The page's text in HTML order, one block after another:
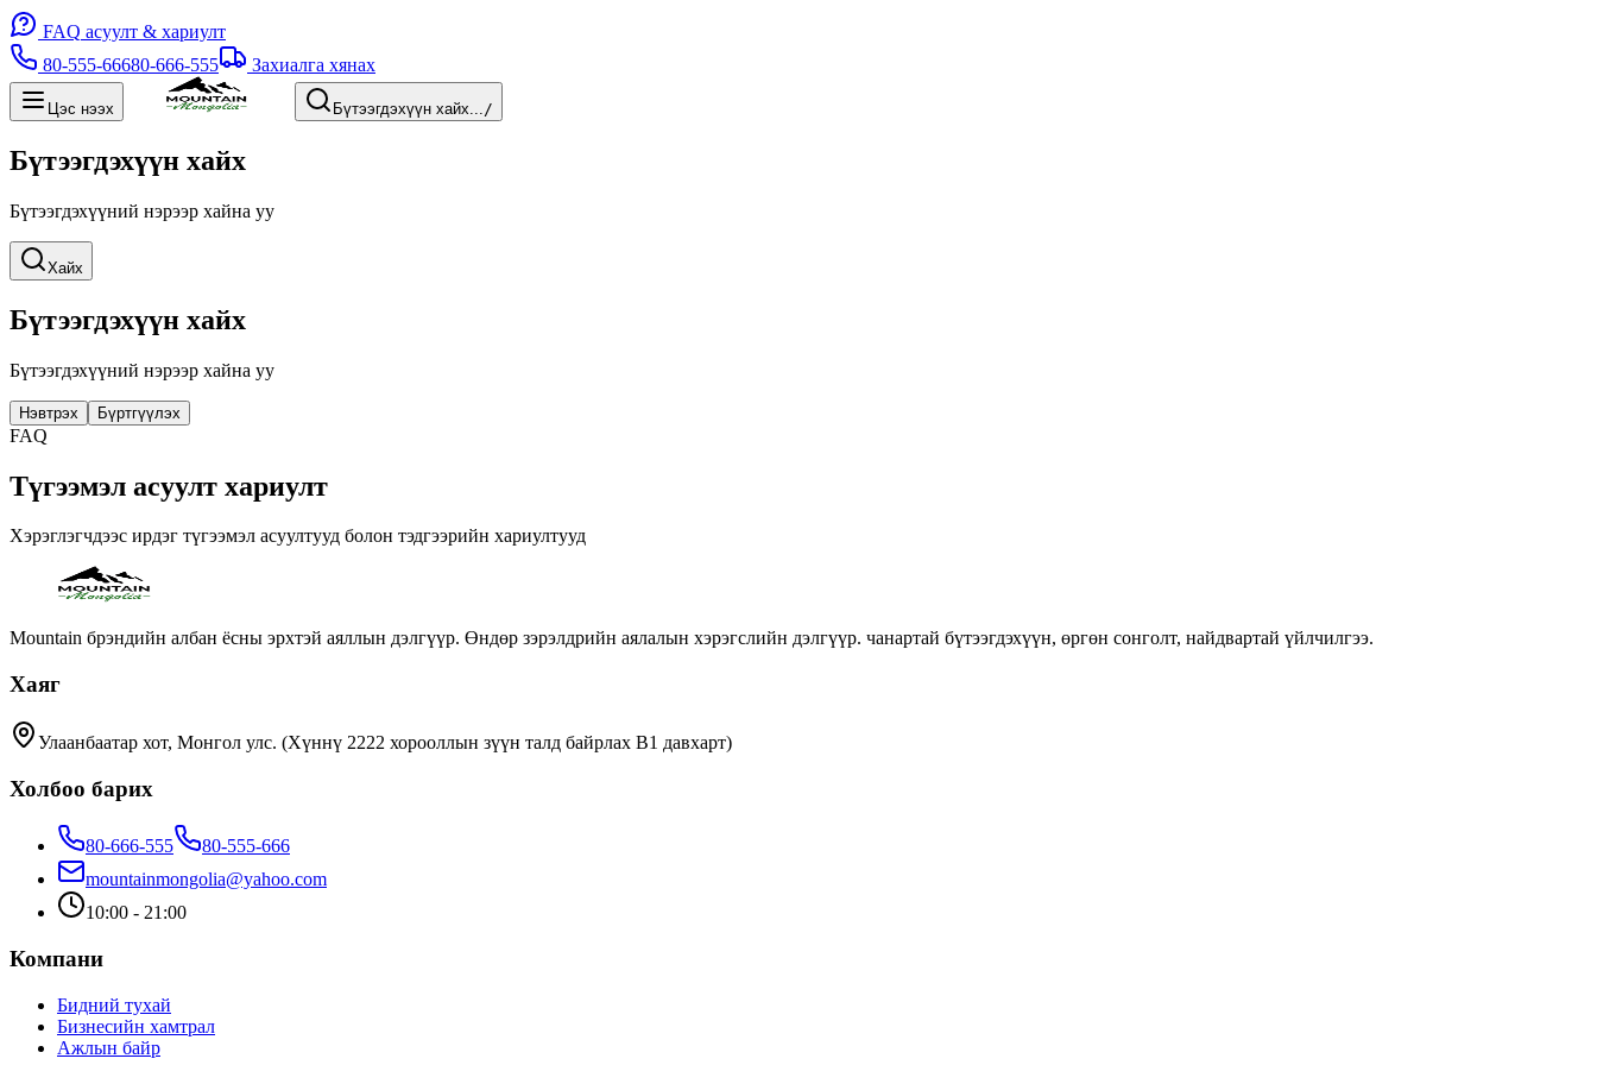
FAQ асуулт & хариулт
80-555-66680-666-555 Захиалга хянах
Цэс нээх Бүтээгдэхүүн хайх.../
Бүтээгдэхүүн хайх
Бүтээгдэхүүний нэрээр хайна уу
Хайх
Бүтээгдэхүүн хайх
Бүтээгдэхүүний нэрээр хайна уу
Нэвтрэх Бүртгүүлэх
FAQ
Түгээмэл асуулт хариулт
Хэрэглэгчдээс ирдэг түгээмэл асуултууд болон тэдгээрийн хариултууд
Mountain брэндийн албан ёсны эрхтэй аяллын дэлгүүр. Өндөр зэрэлдрийн аялалын хэрэгслийн дэлгүүр. чанартай бүтээгдэхүүн, өргөн сонголт, найдвартай үйлчилгээ.
Хаяг
Улаанбаатар хот, Монгол улс. (Хүннү 2222 хорооллын зүүн талд байрлах B1 давхарт)
Холбоо барих
80-666-555
80-555-666
mountainmongolia@yahoo.com
10:00 - 21:00
Компани
Бидний тухай
Бизнесийн хамтрал
Ажлын байр